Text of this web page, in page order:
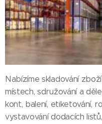
Nabízíme skladování
místech, sdružování a
kont, balení, etiketování,
vystavování dodacích